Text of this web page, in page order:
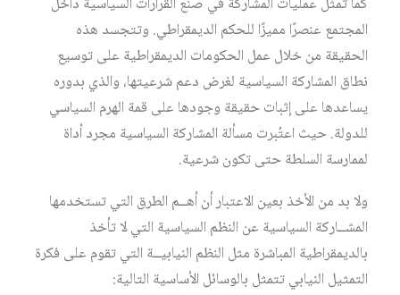
كما تمثل عمليات المشاركة في صنع القرارات السياسية داخل
المجتمع عنصرًا مميزًا للحكم الديمقراطي. وتتجسد هذه
الحقيقة من خلال عمل الحكومات الديمقراطية على توسيع
نطاق المشاركة السياسية لغرض دعم شرعيتها، والذي بدوره
يساعدها على إثبات حقيقة وجودها على قمة الهرم السياسي
للدولة. حيث اعتُبرت مسألة المشاركة السياسية مجرد أداة
لممارسة السلطة حتى تكون شرعية.
ولا بد من الأخذ بعين الاعتبار أن أهــم الطرق التي تستخدمها
المشــاركة السياسية عن النظم السياسية التي لا تأخذ
بالديمقراطية المباشرة مثل النظم النيابيــة التي تقوم على فكرة
التمثيل النيابي تتمثل بالوسائل الأساسية التالية: